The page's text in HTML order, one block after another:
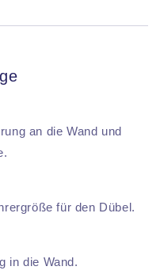
an die Wand und
für den Dübel.
in die Wand.